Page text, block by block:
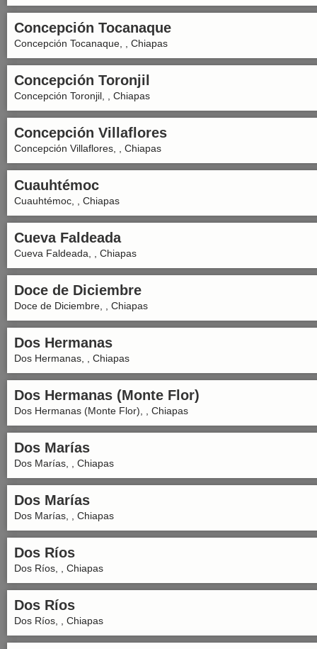
Concepción Tocanaque
Concepción Tocanaque, , Chiapas
Concepción Toronjil
Concepción Toronjil, , Chiapas
Concepción Villaflores
Concepción Villaflores, , Chiapas
Cuauhtémoc
Cuauhtémoc, , Chiapas
Cueva Faldeada
Cueva Faldeada, , Chiapas
Doce de Diciembre
Doce de Diciembre, , Chiapas
Dos Hermanas
Dos Hermanas, , Chiapas
Dos Hermanas (Monte Flor)
Dos Hermanas (Monte Flor), , Chiapas
Dos Marías
Dos Marías, , Chiapas
Dos Marías
Dos Marías, , Chiapas
Dos Ríos
Dos Ríos, , Chiapas
Dos Ríos
Dos Ríos, , Chiapas